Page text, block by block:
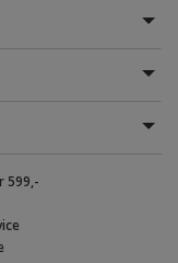
599,-